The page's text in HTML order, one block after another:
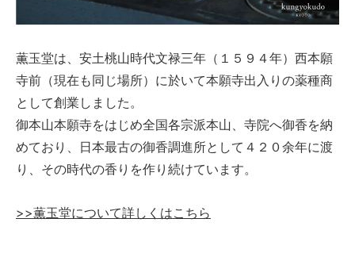
薫玉堂は、安土桃山時代文禄三年（１５９４年）西本願
寺前（現在も同じ場所）に於いて本願寺出入りの薬種商
として創業しました。
御本山本願寺をはじめ全国各宗派本山、寺院へ御香を納
めており、日本最古の御香調進所として４２０余年に渡
り、その時代の香りを作り続けています。
>>薫玉堂について詳しくはこちら